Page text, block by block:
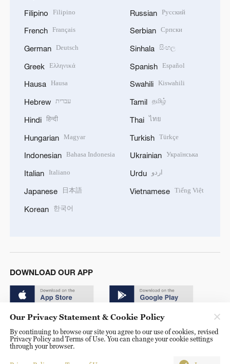
Filipino Filipino
French Français
German Deutsch
Greek Ελληνικά
Hausa Hausa
Hebrew עברית
Hindi हिन्दी
Hungarian Magyar
Indonesian Bahasa Indonesia
Italian Italiano
Japanese 日本語
Korean 한국어
Russian Русский
Serbian Српски
Sinhala සිංහල
Spanish Español
Swahili Kiswahili
Tamil தமிழ்
Thai ไทย
Turkish Türkçe
Ukrainian Українська
Urdu اردو
Vietnamese Tiếng Việt
DOWNLOAD OUR APP
© China Radio International.CRI. All Rights Reserved. 16A
Shijingshan Road, Beijing, China. 100040
Our Privacy Statement & Cookie Policy
By continuing to browse our site you agree to our use of cookies, revised
Privacy Policy and Terms of Use. You can change your cookie settings
through your browser.